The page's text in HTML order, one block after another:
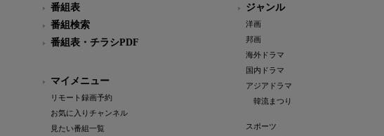
番組表
番組検索
番組表・チラシPDF
マイメニュー
リモート録画予約
お気に入りチャンネル
見たい番組一覧
ジャンル
洋画
邦画
海外ドラマ
国内ドラマ
アジアドラマ
韓流まつり
スポーツ